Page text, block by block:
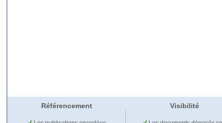
Référencement Visibilité